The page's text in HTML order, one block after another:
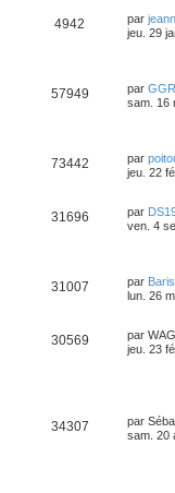
4942 par
jeu. 29
57949 par GGR
sam. 16
73442 par
jeu. 22
31696 par
ven. 4
31007 par
lun. 26
30569 par
jeu. 23
34307 par
sam. 20